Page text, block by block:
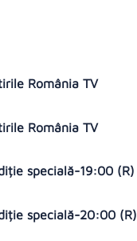
România TV
România TV
specială-19:00 (R)
specială-20:00 (R)